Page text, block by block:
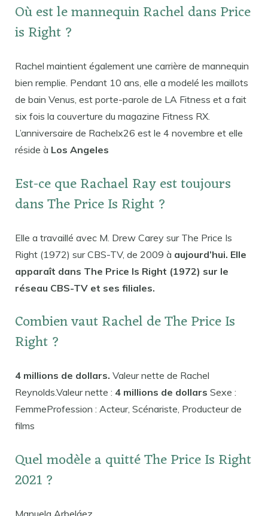
Où est le mannequin Rachel dans Price
is Right ?
Rachel maintient également une carrière de mannequin
bien remplie. Pendant 10 ans, elle a modelé les maillots
de bain Venus, est porte-parole de LA Fitness et a fait
six fois la couverture du magazine Fitness RX.
L’anniversaire de Rachelx26 est le 4 novembre et elle
réside à Los Angeles
Est-ce que Rachael Ray est toujours
dans The Price Is Right ?
Elle a travaillé avec M. Drew Carey sur The Price Is
Right (1972) sur CBS-TV, de 2009 à aujourd’hui. Elle
apparaît dans The Price Is Right (1972) sur le
réseau CBS-TV et ses filiales.
Combien vaut Rachel de The Price Is
Right ?
4 millions de dollars. Valeur nette de Rachel
Reynolds.Valeur nette : 4 millions de dollars Sexe :
FemmeProfession : Acteur, Scénariste, Producteur de
films
Quel modèle a quitté The Price Is Right
2021 ?
Manuela Arbeláez